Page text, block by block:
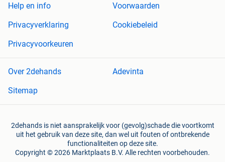
Help en info
Voorwaarden
Privacyverklaring
Cookiebeleid
Privacyvoorkeuren
Over 2dehands
Adevinta
Sitemap
2dehands is niet aansprakelijk voor (gevolg)schade die voortkomt
uit het gebruik van deze site, dan wel uit fouten of ontbrekende
functionaliteiten op deze site.
Copyright © 2026 Marktplaats B.V. Alle rechten voorbehouden.